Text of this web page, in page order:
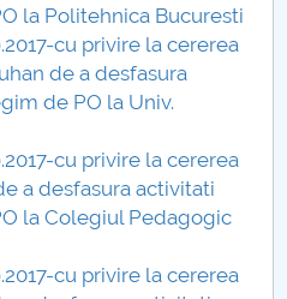
la Politehnica Bucuresti
cu privire la cererea
de a desfasura
de PO la Univ.
cu privire la cererea
a desfasura activitati
la Colegiul Pedagogic
cu privire la cererea